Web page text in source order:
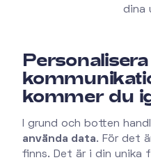
dina
kommer du
I grund och botten
använda data. För det
finns. Det är i din unika